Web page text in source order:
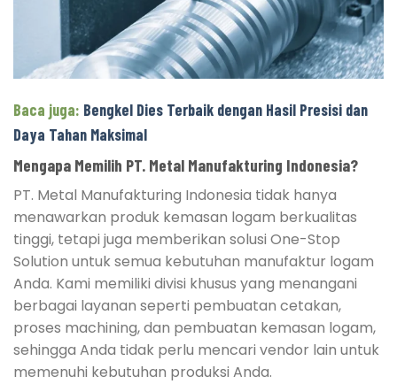
Baca juga: Bengkel Dies Terbaik dengan Hasil Presisi dan
Daya Tahan Maksimal
Mengapa Memilih PT. Metal Manufakturing Indonesia?
PT. Metal Manufakturing Indonesia tidak hanya
menawarkan produk kemasan logam berkualitas
tinggi, tetapi juga memberikan solusi One-Stop
Solution untuk semua kebutuhan manufaktur logam
Anda. Kami memiliki divisi khusus yang menangani
berbagai layanan seperti pembuatan cetakan,
proses machining, dan pembuatan kemasan logam,
sehingga Anda tidak perlu mencari vendor lain untuk
memenuhi kebutuhan produksi Anda.